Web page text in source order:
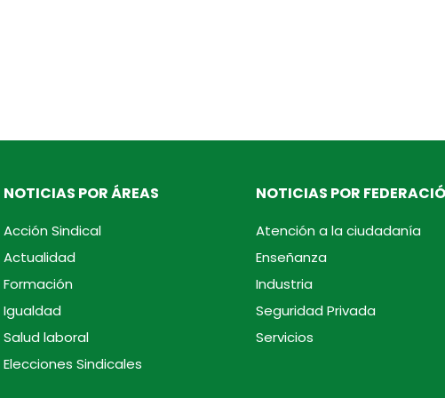
NOTICIAS POR ÁREAS
Acción Sindical
Actualidad
Formación
Igualdad
Salud laboral
Elecciones Sindicales
NOTICIAS POR
Atención a la ciudadanía
Enseñanza
Industria
Seguridad Privada
Servicios